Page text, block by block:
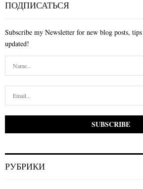
ПОДПИСАТЬСЯ
Subscribe my Newsletter for new blog posts,
updated!
РУБРИКИ